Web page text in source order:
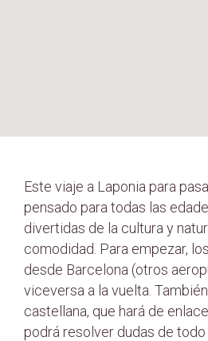
Este viaje a Laponia para
pensado para todas las
divertidas de la cultura y
comodidad. Para empezar,
desde Barcelona (otros
viceversa a la vuelta.
castellana, que hará de
podrá resolver dudas de todo